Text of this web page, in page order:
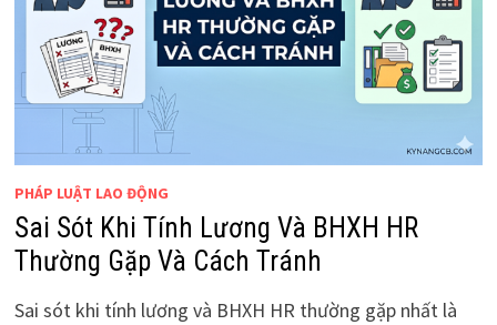
PHÁP LUẬT LAO ĐỘNG
Sai Sót Khi Tính Lương Và BHXH HR
Thường Gặp Và Cách Tránh
Sai sót khi tính lương và BHXH HR thường gặp nhất là